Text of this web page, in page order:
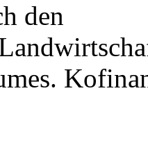
den